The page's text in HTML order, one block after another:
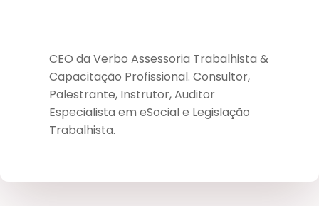
CEO da Verbo Assessoria Trabalhista &
Capacitação Profissional. Consultor,
Palestrante, Instrutor, Auditor
Especialista em eSocial e Legislação
Trabalhista.